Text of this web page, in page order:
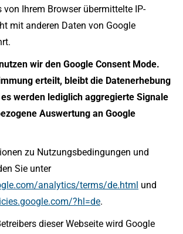
von Ihrem Browser übermittelte IP-
mit anderen Daten von Google
wir den Google Consent Mode.
erteilt, bleibt die Datenerhebung
werden lediglich aggregierte Signale
Auswertung an Google
zu Nutzungsbedingungen und
Sie unter
analytics/terms/de.html und
?hl=de.
dieser Webseite wird Google